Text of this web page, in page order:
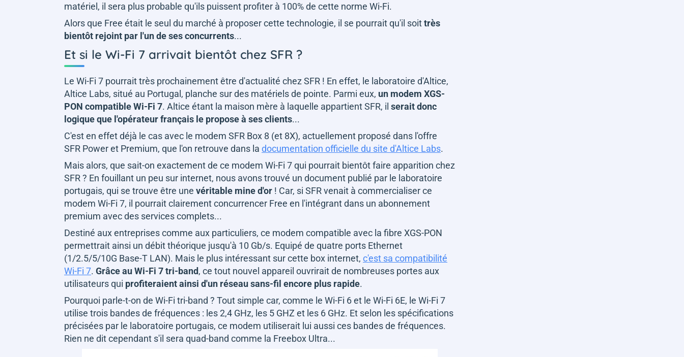
matériel, il sera plus probable qu'ils puissent profiter à 100% de cette norme Wi-Fi.
Alors que Free était le seul du marché à proposer cette technologie, il se pourrait qu'il soittrès
bientôt rejoint par l'un de ses concurrents...
Et si le Wi-Fi 7 arrivait bientôt chez SFR ?
Le Wi-Fi 7 pourrait très prochainement être d'actualité chez SFR ! En effet, le laboratoire d'Altice,
Altice Labs, situé au Portugal, planche sur des matériels de pointe. Parmi eux, un modem XGS-
PON compatible Wi-Fi 7. Altice étant la maison mère à laquelle appartient SFR, il serait donc
logique que l'opérateur français le propose à ses clients...
C'est en effet déjà le cas avec le modem SFR Box 8 (et 8X), actuellement proposé dans l'offre
SFR Power et Premium, que l'on retrouve dans la documentation officielle du site d'Altice Labs.
Mais alors, que sait-on exactement de ce modem Wi-Fi 7 qui pourrait bientôt faire apparition chez
SFR ? En fouillant un peu sur internet, nous avons trouvé un document publié par le laboratoire
portugais, qui se trouve être une véritable mine d'or ! Car, si SFR venait à commercialiser ce
modem Wi-Fi 7, il pourrait clairement concurrencer Free en l'intégrant dans un abonnement
premium avec des services complets...
Destiné aux entreprises comme aux particuliers, ce modem compatible avec la fibre XGS-PON
permettrait ainsi un débit théorique jusqu'à 10 Gb/s. Equipé de quatre ports Ethernet
(1/2.5/5/10G Base-T LAN). Mais le plus intéressant sur cette box internet, c'est sa compatibilité
Wi-Fi 7. Grâce au Wi-Fi 7 tri-band, ce tout nouvel appareil ouvrirait de nombreuses portes aux
utilisateurs qui profiteraient ainsi d'un réseau sans-fil encore plus rapide.
Pourquoi parle-t-on de Wi-Fi tri-band ? Tout simple car, comme le Wi-Fi 6 et le Wi-Fi 6E, le Wi-Fi 7
utilise trois bandes de fréquences : les 2,4 GHz, les 5 GHZ et les 6 GHz. Et selon les spécifications
précisées par le laboratoire portugais, ce modem utiliserait lui aussi ces bandes de fréquences.
Rien ne dit cependant s'il sera quad-band comme la Freebox Ultra...